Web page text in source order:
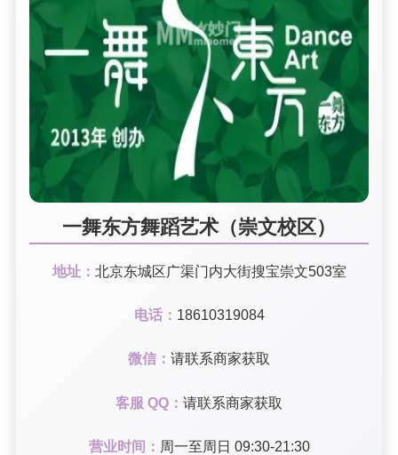
一舞东方舞蹈艺术（崇文校区）
地址： 北京东城区广渠门内大街搜宝崇文503室
电话： 18610319084
微信： 请联系商家获取
客服 QQ： 请联系商家获取
营业时间： 周一至周日 09:30-21:30